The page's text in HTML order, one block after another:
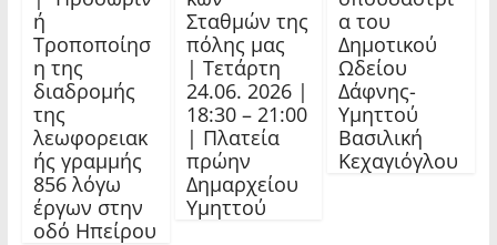
ή
Τροποποίησ
η της
διαδρομής
της
λεωφορειακ
ής γραμμής
856 λόγω
έργων στην
οδό Ηπείρου
Σταθμών της
πόλης μας
| Τετάρτη
24.06. 2026 |
18:30 – 21:00
| Πλατεία
πρώην
Δημαρχείου
Υμηττού
α του
Δημοτικού
Ωδείου
Δάφνης-
Υμηττού
Βασιλική
Κεχαγιόγλου